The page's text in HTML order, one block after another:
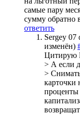
самые пару
сумму обратно
ответить
Sergey 07
изменён)
Цитирую
> А если
>
карточки
проценты